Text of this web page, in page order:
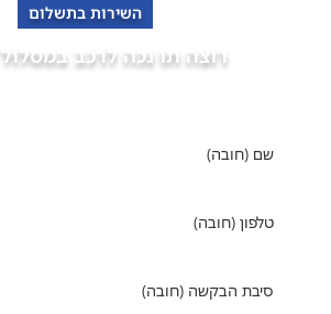
השירות בתשלום
רוצה תו נכה לרכב